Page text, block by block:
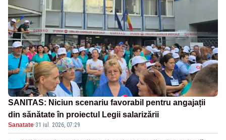
SANITAS: Niciun scenariu favorabil pentru angajații
din sănătate în proiectul Legii salarizării
Sanatate·31 iul. 2026, 07:29